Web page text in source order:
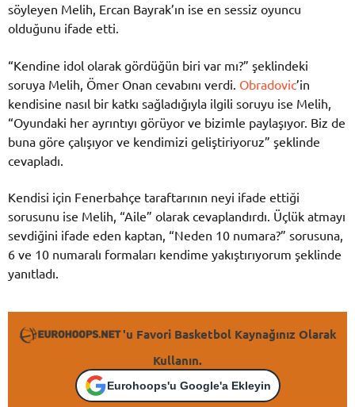
söyleyen Melih, Ercan Bayrak’ın ise en sessiz oyuncu
olduğunu ifade etti.
“Kendine idol olarak gördüğün biri var mı?” şeklindeki
soruya Melih, Ömer Onan cevabını verdi. Obradovic’in
kendisine nasıl bir katkı sağladığıyla ilgili soruyu ise Melih,
“Oyundaki her ayrıntıyı görüyor ve bizimle paylaşıyor. Biz de
buna göre çalışıyor ve kendimizi geliştiriyoruz” şeklinde
cevapladı.
Kendisi için Fenerbahçe taraftarının neyi ifade ettiği
sorusunu ise Melih, “Aile” olarak cevaplandırdı. Üçlük atmayı
sevdiğini ifade eden kaptan, “Neden 10 numara?” sorusuna,
6 ve 10 numaralı formaları kendime yakıştırıyorum şeklinde
yanıtladı.
'u Favori Basketbol Kaynağınız Olarak
Kullanın.
Eurohoops'u Google'a Ekleyin